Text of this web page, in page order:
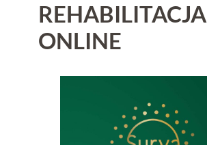
REHABILITACJA
ONLINE